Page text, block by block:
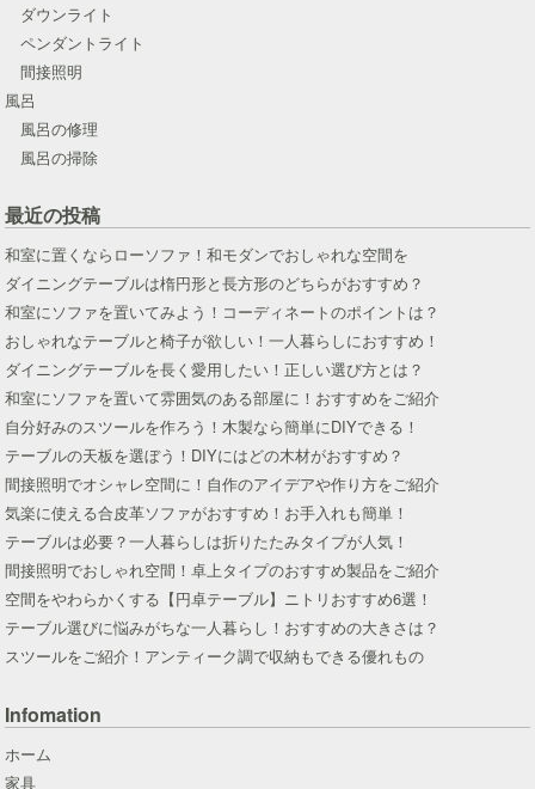
ダウンライト
ペンダントライト
間接照明
風呂
風呂の修理
風呂の掃除
最近の投稿
和室に置くならローソファ！和モダンでおしゃれな空間を
ダイニングテーブルは楕円形と長方形のどちらがおすすめ？
和室にソファを置いてみよう！コーディネートのポイントは？
おしゃれなテーブルと椅子が欲しい！一人暮らしにおすすめ！
ダイニングテーブルを長く愛用したい！正しい選び方とは？
和室にソファを置いて雰囲気のある部屋に！おすすめをご紹介
自分好みのスツールを作ろう！木製なら簡単にDIYできる！
テーブルの天板を選ぼう！DIYにはどの木材がおすすめ？
間接照明でオシャレ空間に！自作のアイデアや作り方をご紹介
気楽に使える合皮革ソファがおすすめ！お手入れも簡単！
テーブルは必要？一人暮らしは折りたたみタイプが人気！
間接照明でおしゃれ空間！卓上タイプのおすすめ製品をご紹介
空間をやわらかくする【円卓テーブル】ニトリおすすめ6選！
テーブル選びに悩みがちな一人暮らし！おすすめの大きさは？
スツールをご紹介！アンティーク調で収納もできる優れもの
Infomation
ホーム
家具